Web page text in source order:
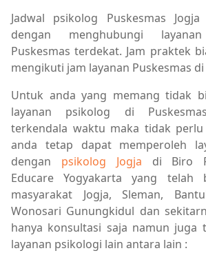
Jadwal psikolog Puskesmas
dengan menghubungi
Puskesmas terdekat. Jam praktek
mengikuti jam layanan Puskesmas
Untuk anda yang memang tidak
layanan psikolog di
terkendala waktu maka tidak perlu
anda tetap dapat memperoleh
dengan psikolog Jogja di Biro
Educare Yogyakarta yang telah
masyarakat Jogja, Sleman,
Wonosari Gunungkidul dan
hanya konsultasi saja namun juga
layanan psikologi lain antara lain :